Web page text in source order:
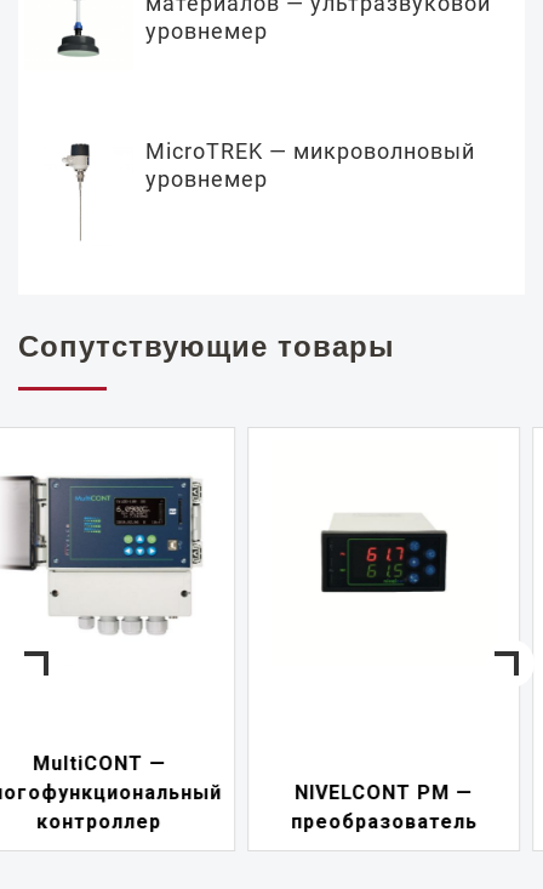
уровнемер
MicroTREK — микроволновый
уровнемер
Сопутствующие товары
NIVELCONT PM —
преобразователь
переключатель